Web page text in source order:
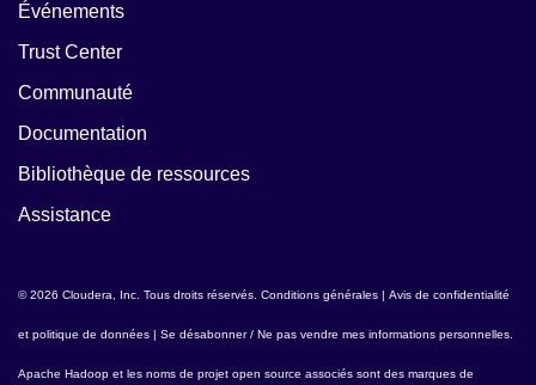
Événements
Trust Center
Communauté
Documentation
Bibliothèque de ressources
Assistance
© 2026 Cloudera, Inc. Tous droits réservés. Conditions générales | Avis de confidentialité
et politique de données | Se désabonner / Ne pas vendre mes informations personnelles
Apache Hadoop et les noms de projet open source associés sont des marques de